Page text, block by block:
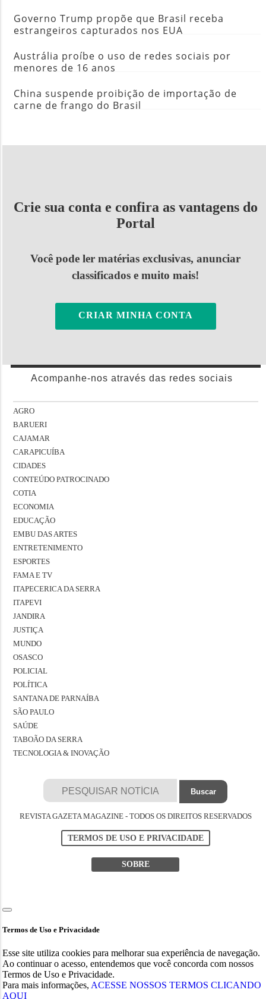
Governo Trump propõe que Brasil receba
estrangeiros capturados nos EUA
Austrália proíbe o uso de redes sociais por
menores de 16 anos
China suspende proibição de importação de
carne de frango do Brasil
Crie sua conta e confira as vantagens do
Portal
Você pode ler matérias exclusivas, anunciar
classificados e muito mais!
CRIAR MINHA CONTA
Acompanhe-nos através das redes sociais
AGRO
BARUERI
CAJAMAR
CARAPICUÍBA
CIDADES
CONTEÚDO PATROCINADO
COTIA
ECONOMIA
EDUCAÇÃO
EMBU DAS ARTES
ENTRETENIMENTO
ESPORTES
FAMA E TV
ITAPECERICA DA SERRA
ITAPEVI
JANDIRA
JUSTIÇA
MUNDO
OSASCO
POLICIAL
POLÍTICA
SANTANA DE PARNAÍBA
SÃO PAULO
SAÚDE
TABOÃO DA SERRA
TECNOLOGIA & INOVAÇÃO
REVISTA GAZETA MAGAZINE - TODOS OS DIREITOS RESERVADOS
TERMOS DE USO E PRIVACIDADE
SOBRE
Termos de Uso e Privacidade
Esse site utiliza cookies para melhorar sua experiência de navegação.
Ao continuar o acesso, entendemos que você concorda com nossos
Termos de Uso e Privacidade.
Para mais informações, ACESSE NOSSOS TERMOS CLICANDO
AQUI